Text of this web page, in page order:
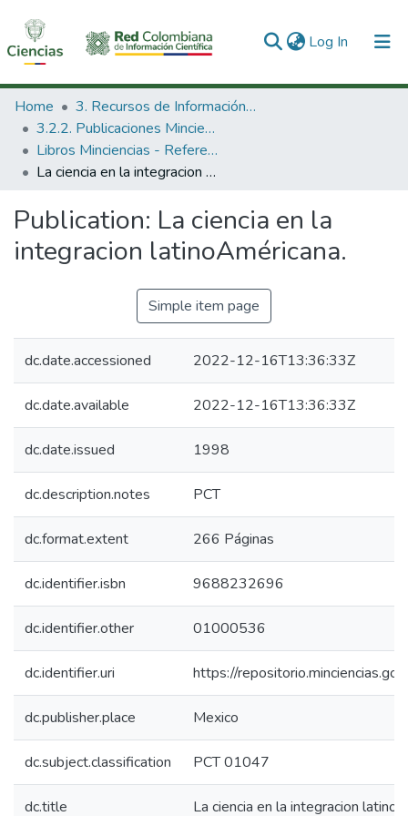
Log In (current)
Communities & Collections
All of DSpace
Statistics
Home
3. Recursos de Información Científica y Tecnológica
3.2.2. Publicaciones Minciencias
Libros Minciencias - Referenciales
La ciencia en la integracion latinoAméricana.
Publication: La ciencia en la
integracion latinoAméricana.
Simple item page
dc.date.accessioned 2022-12-16T13:36:33Z
dc.date.available 2022-12-16T13:36:33Z
dc.date.issued 1998
dc.description.notes PCT
dc.format.extent 266 Páginas
dc.identifier.isbn 9688232696
dc.identifier.other 01000536
dc.identifier.uri https://
dc.publisher.place Mexico
dc.subject.classification PCT 01047
dc.title La ciencia en la integracion